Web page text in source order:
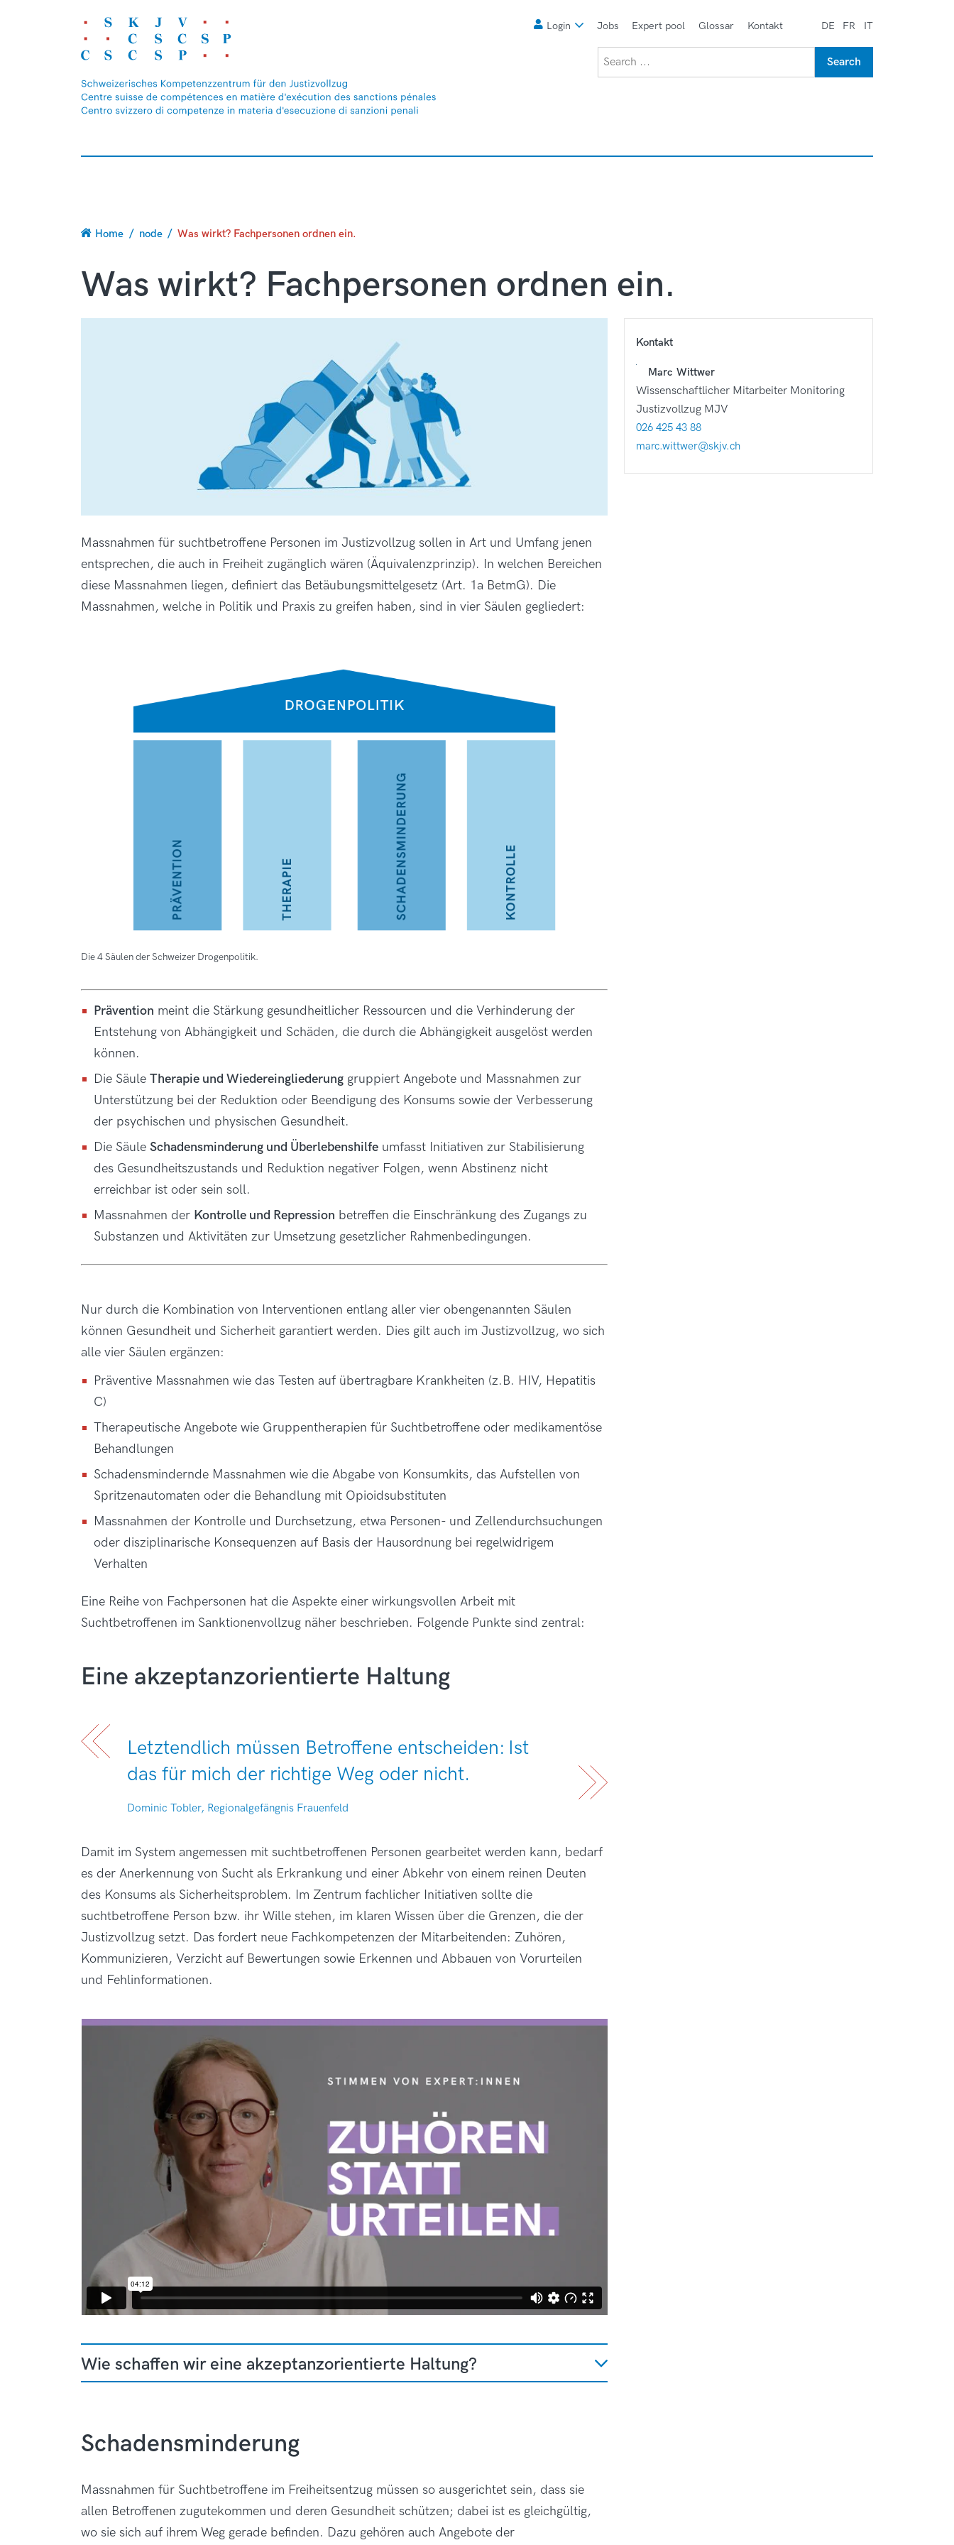
Login Jobs Expert pool Glossar Kontakt DE FR IT
Search
Breadcrumb
Home node Was wirkt? Fachpersonen ordnen ein.
Was wirkt? Fachpersonen ordnen ein.
Massnahmen für suchtbetroffene Personen im Justizvollzug sollen in Art und Umfang jenen
entsprechen, die auch in Freiheit zugänglich wären (Äquivalenzprinzip). In welchen Bereichen
diese Massnahmen liegen, definiert das Betäubungsmittelgesetz (Art. 1a BetmG). Die
Massnahmen, welche in Politik und Praxis zu greifen haben, sind in vier Säulen gegliedert:
Die 4 Säulen der Schweizer Drogenpolitik.
Prävention meint die Stärkung gesundheitlicher Ressourcen und die Verhinderung der
Entstehung von Abhängigkeit und Schäden, die durch die Abhängigkeit ausgelöst werden
können.
Die Säule Therapie und Wiedereingliederung gruppiert Angebote und Massnahmen zur
Unterstützung bei der Reduktion oder Beendigung des Konsums sowie der Verbesserung
der psychischen und physischen Gesundheit.
Die Säule Schadensminderung und Überlebenshilfe umfasst Initiativen zur Stabilisierung
des Gesundheitszustands und Reduktion negativer Folgen, wenn Abstinenz nicht
erreichbar ist oder sein soll.
Massnahmen der Kontrolle und Repression betreffen die Einschränkung des Zugangs zu
Substanzen und Aktivitäten zur Umsetzung gesetzlicher Rahmenbedingungen.
Nur durch die Kombination von Interventionen entlang aller vier obengenannten Säulen
können Gesundheit und Sicherheit garantiert werden. Dies gilt auch im Justizvollzug, wo sich
alle vier Säulen ergänzen:
Präventive Massnahmen wie das Testen auf übertragbare Krankheiten (z.B. HIV, Hepatitis
C)
Therapeutische Angebote wie Gruppentherapien für Suchtbetroffene oder medikamentöse
Behandlungen
Schadensmindernde Massnahmen wie die Abgabe von Konsumkits, das Aufstellen von
Spritzenautomaten oder die Behandlung mit Opioidsubstituten
Massnahmen der Kontrolle und Durchsetzung, etwa Personen- und Zellendurchsuchungen
oder disziplinarische Konsequenzen auf Basis der Hausordnung bei regelwidrigem
Verhalten
Eine Reihe von Fachpersonen hat die Aspekte einer wirkungsvollen Arbeit mit
Suchtbetroffenen im Sanktionenvollzug näher beschrieben. Folgende Punkte sind zentral:
Eine akzeptanzorientierte Haltung
Letztendlich müssen Betroffene entscheiden: Ist
das für mich der richtige Weg oder nicht.
Dominic Tobler, Regionalgefängnis Frauenfeld
Damit im System angemessen mit suchtbetroffenen Personen gearbeitet werden kann, bedarf
es der Anerkennung von Sucht als Erkrankung und einer Abkehr von einem reinen Deuten
des Konsums als Sicherheitsproblem. Im Zentrum fachlicher Initiativen sollte die
suchtbetroffene Person bzw. ihr Wille stehen, im klaren Wissen über die Grenzen, die der
Justizvollzug setzt. Das fordert neue Fachkompetenzen der Mitarbeitenden: Zuhören,
Kommunizieren, Verzicht auf Bewertungen sowie Erkennen und Abbauen von Vorurteilen
und Fehlinformationen.
Wie schaffen wir eine akzeptanzorientierte Haltung?
Schadensminderung
Massnahmen für Suchtbetroffene im Freiheitsentzug müssen so ausgerichtet sein, dass sie
allen Betroffenen zugutekommen und deren Gesundheit schützen; dabei ist es gleichgültig,
wo sie sich auf ihrem Weg gerade befinden. Dazu gehören auch Angebote der
Kontakt
Marc Wittwer
Wissenschaftlicher Mitarbeiter Monitoring
Justizvollzug MJV
026 425 43 88
marc.wittwer@skjv.ch